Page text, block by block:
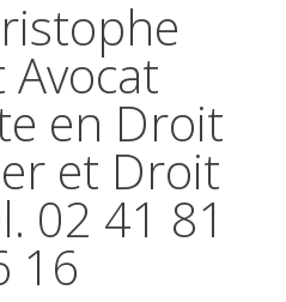
Avocat
en Droit
et Droit
02 41 81
16